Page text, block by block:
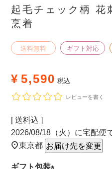
起毛チェック柄 花
烹着
送料無料 ギフト対応
¥ 5,590 税込
レビューを書く
送料込
2026/08/18（火） に宅配便
東京都 お届け先を変更
ギフト包装